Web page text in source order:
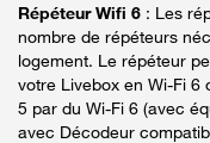
Répéteur Wifi 6 : Les
nombre de répéteurs
logement. Le répéteur
votre Livebox en Wi-Fi 6
5 par du Wi-Fi 6 (avec
avec Décodeur